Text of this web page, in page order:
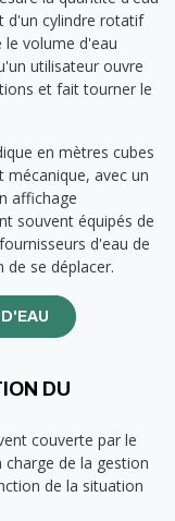
d'un cylindre rotatif
volume d'eau
utilisateur ouvre
et fait tourner le
en mètres cubes
mécanique, avec un
affichage
souvent équipés de
d'eau de
se déplacer.
DU
couverte par le
de la gestion
de la situation